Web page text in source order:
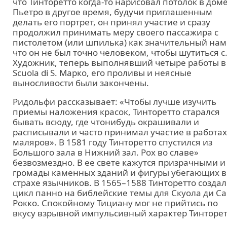
Пьетро в другое время, будучи приглашенным
делать его портрет, он принял участие и сразу
продолжил принимать меру своего пассажира с
пистолетом (или шпилька) как значительный
что он не был точно человеком, чтобы шутиться с.
Художник, теперь выполнявший четыре работы в
Scuola di S. Марко, его проливы и неясные
выносливости были закончены.
Ридольфи рассказывает: «Чтобы лучше изучить
приемы наложения красок, Тинторетто старался
бывать всюду, где чтонибудь окрашивали и
расписывали и часто принимал участие в работах
маляров». В 1581 году Тинторетто спустился из
Большого зала в Нижний зал. Рох во славе»
безвозмездно. В ее свете кажутся призрачными и
громады каменных зданий и фигуры убегающих в
страхе язычников. В 1565–1588 Тинторетто создал
цикл панно на библейские темы для Скуола ди
Рокко. Спокойному Тициану мог не прийтись по
вкусу взрывной импульсивный характер